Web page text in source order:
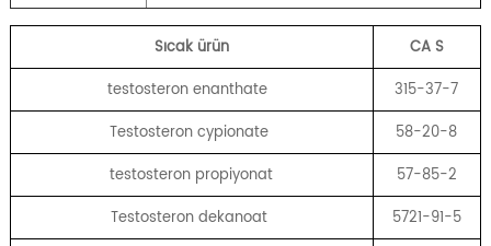
Sıcak ürün CAS
testosteron enanthate
315-37-7
Testosteron cypionate
58-20-8
testosteron propiyonat
57-85-2
Testosteron dekanoat
5721-91-5